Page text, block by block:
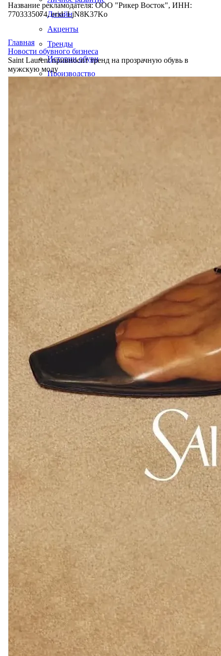
Дизайн
Акценты
Тренды
Истории обуви
Производство
Название рекламодателя: ООО "Рикер Восток", ИНН:
7703335074, erid: LjN8K37Ko
Главная
Новости обувного бизнеса
Saint Laurent привносит тренд на прозрачную обувь в
мужскую моду